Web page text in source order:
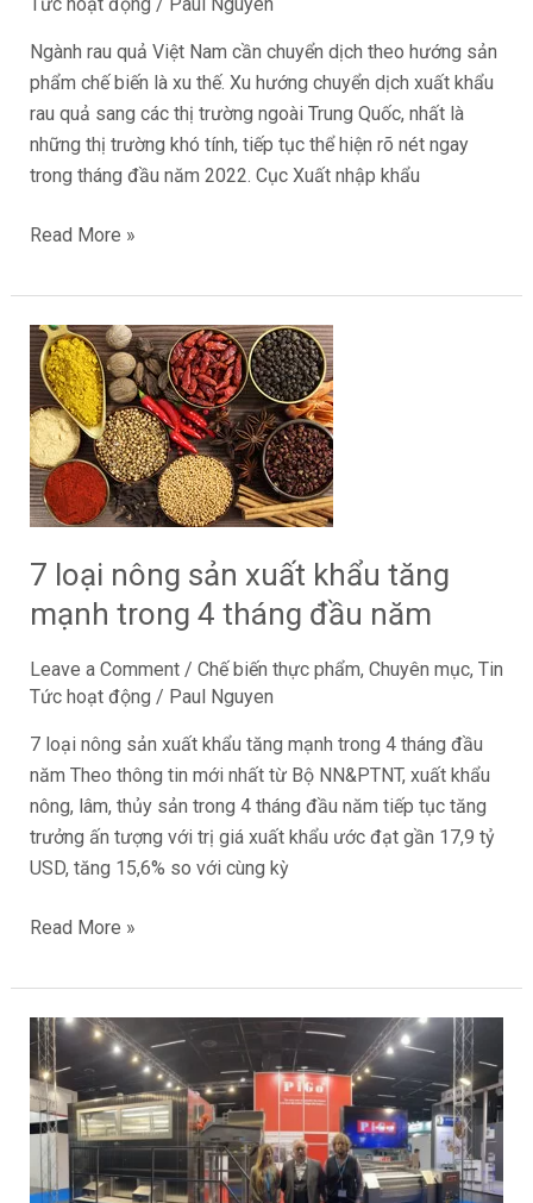
Ngành rau quả Việt Nam cần chuyển dịch theo hướng sản
phẩm chế biến là xu thế. Xu hướng chuyển dịch xuất khẩu
rau quả sang các thị trường ngoài Trung Quốc, nhất là
những thị trường khó tính, tiếp tục thể hiện rõ nét ngay
trong tháng đầu năm 2022. Cục Xuất nhập khẩu
Read More »
7 loại nông sản xuất khẩu tăng
mạnh trong 4 tháng đầu năm
Leave a Comment / Chế biến thực phẩm, Chuyên mục, Tin
Tức hoạt động / Paul Nguyen
7 loại nông sản xuất khẩu tăng mạnh trong 4 tháng đầu
năm Theo thông tin mới nhất từ Bộ NN&PTNT, xuất khẩu
nông, lâm, thủy sản trong 4 tháng đầu năm tiếp tục tăng
trưởng ấn tượng với trị giá xuất khẩu ước đạt gần 17,9 tỷ
USD, tăng 15,6% so với cùng kỳ
7
loại
nông
sản
xuất
khẩu
tăng
trong
4
đầu
năm
Read More »
Gian
hàng
trưng
bày
hãng
Pigo